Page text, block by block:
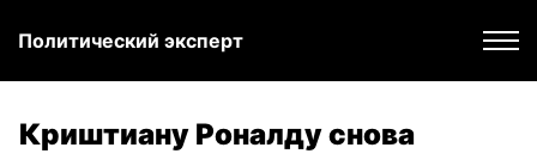
Политический эксперт
Криштиану Роналду снова